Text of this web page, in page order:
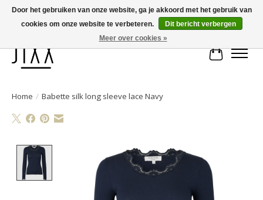
Voor 14.00 uur besteld, vandaag verstuurd | Gratis verzending vanaf € 75
Home / Babette silk long sleeve lace Navy
Product image slideshow Items
Door het gebruiken van onze website, ga je akkoord met het gebruik van
cookies om onze website te verbeteren.
Dit bericht verbergen
Meer over cookies »